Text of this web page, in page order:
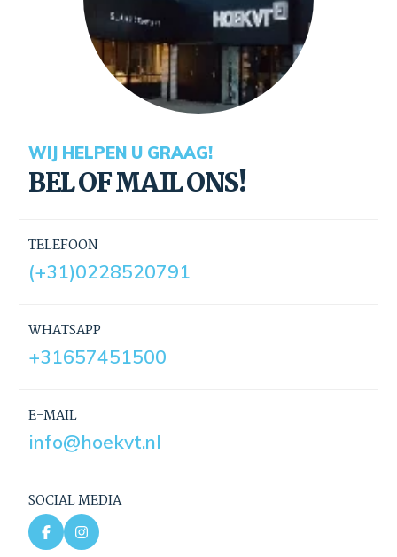
WIJ HELPEN U GRAAG!
BEL OF MAIL ONS!
TELEFOON
(+31)0228520791
E-MAIL
info@hoekvt.nl
WHATSAPP
+31657451500
SOCIAL MEDIA